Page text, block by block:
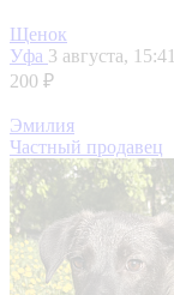
Щенок
Уфа 3 августа, 15:41
200 ₽
Эмилия
Частный продавец